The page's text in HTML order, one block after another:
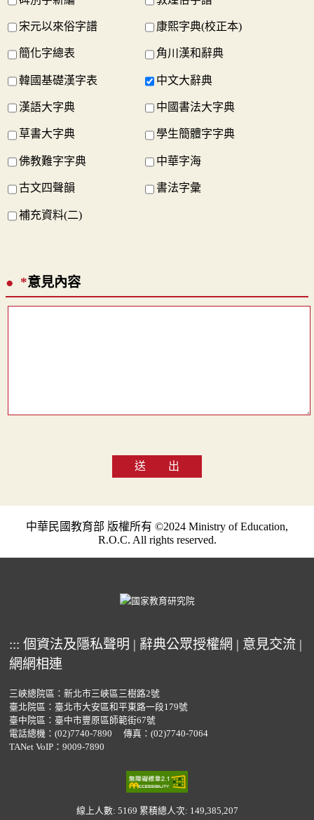
宋元以來俗字譜 康熙字典(校正本)
簡化字總表 角川漢和辭典
韓國基礎漢字表 中文大辭典
漢語大字典 中國書法大字典
草書大字典 學生簡體字字典
佛教難字字典 中華字海
古文四聲韻 書法字彙
補充資料(二)
*意見內容
送 出
中華民國教育部 版權所有 ©2024 Ministry of Education,
R.O.C. All rights reserved.
::: 個資法及隱私聲明 | 辭典公眾授權網 | 意見交流 |
網網相連
三峽總院區：新北市三峽區三樹路2號
臺北院區：臺北市大安區和平東路一段179號
臺中院區：臺中市豐原區師範街67號
電話總機： (02)7740-7890
傳真：(02)7740-7064
TANet VoIP：9009-7890
線上人數: 5169 累積總人次: 149,385,207